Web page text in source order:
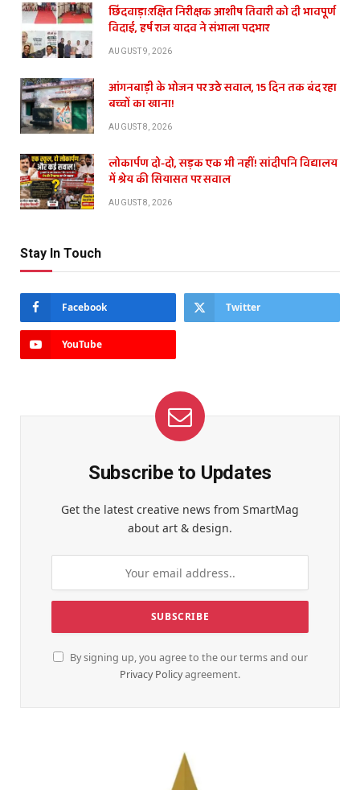
छिंदवाड़ा:रक्षित निरीक्षक आशीष तिवारी को दी भावपूर्ण
विदाई, हर्ष राज यादव ने संभाला पदभार
AUGUST 9, 2026
आंगनबाड़ी के भोजन पर उठे सवाल, 15 दिन तक बंद रहा
बच्चों का खाना!
AUGUST 8, 2026
लोकार्पण दो-दो, सड़क एक भी नहीं! सांदीपनि विद्यालय
में श्रेय की सियासत पर सवाल
AUGUST 8, 2026
Stay In Touch
Facebook Twitter
YouTube
Subscribe to Updates
Get the latest creative news from SmartMag
about art & design.
By signing up, you agree to the our terms and our
Privacy Policyagreement.